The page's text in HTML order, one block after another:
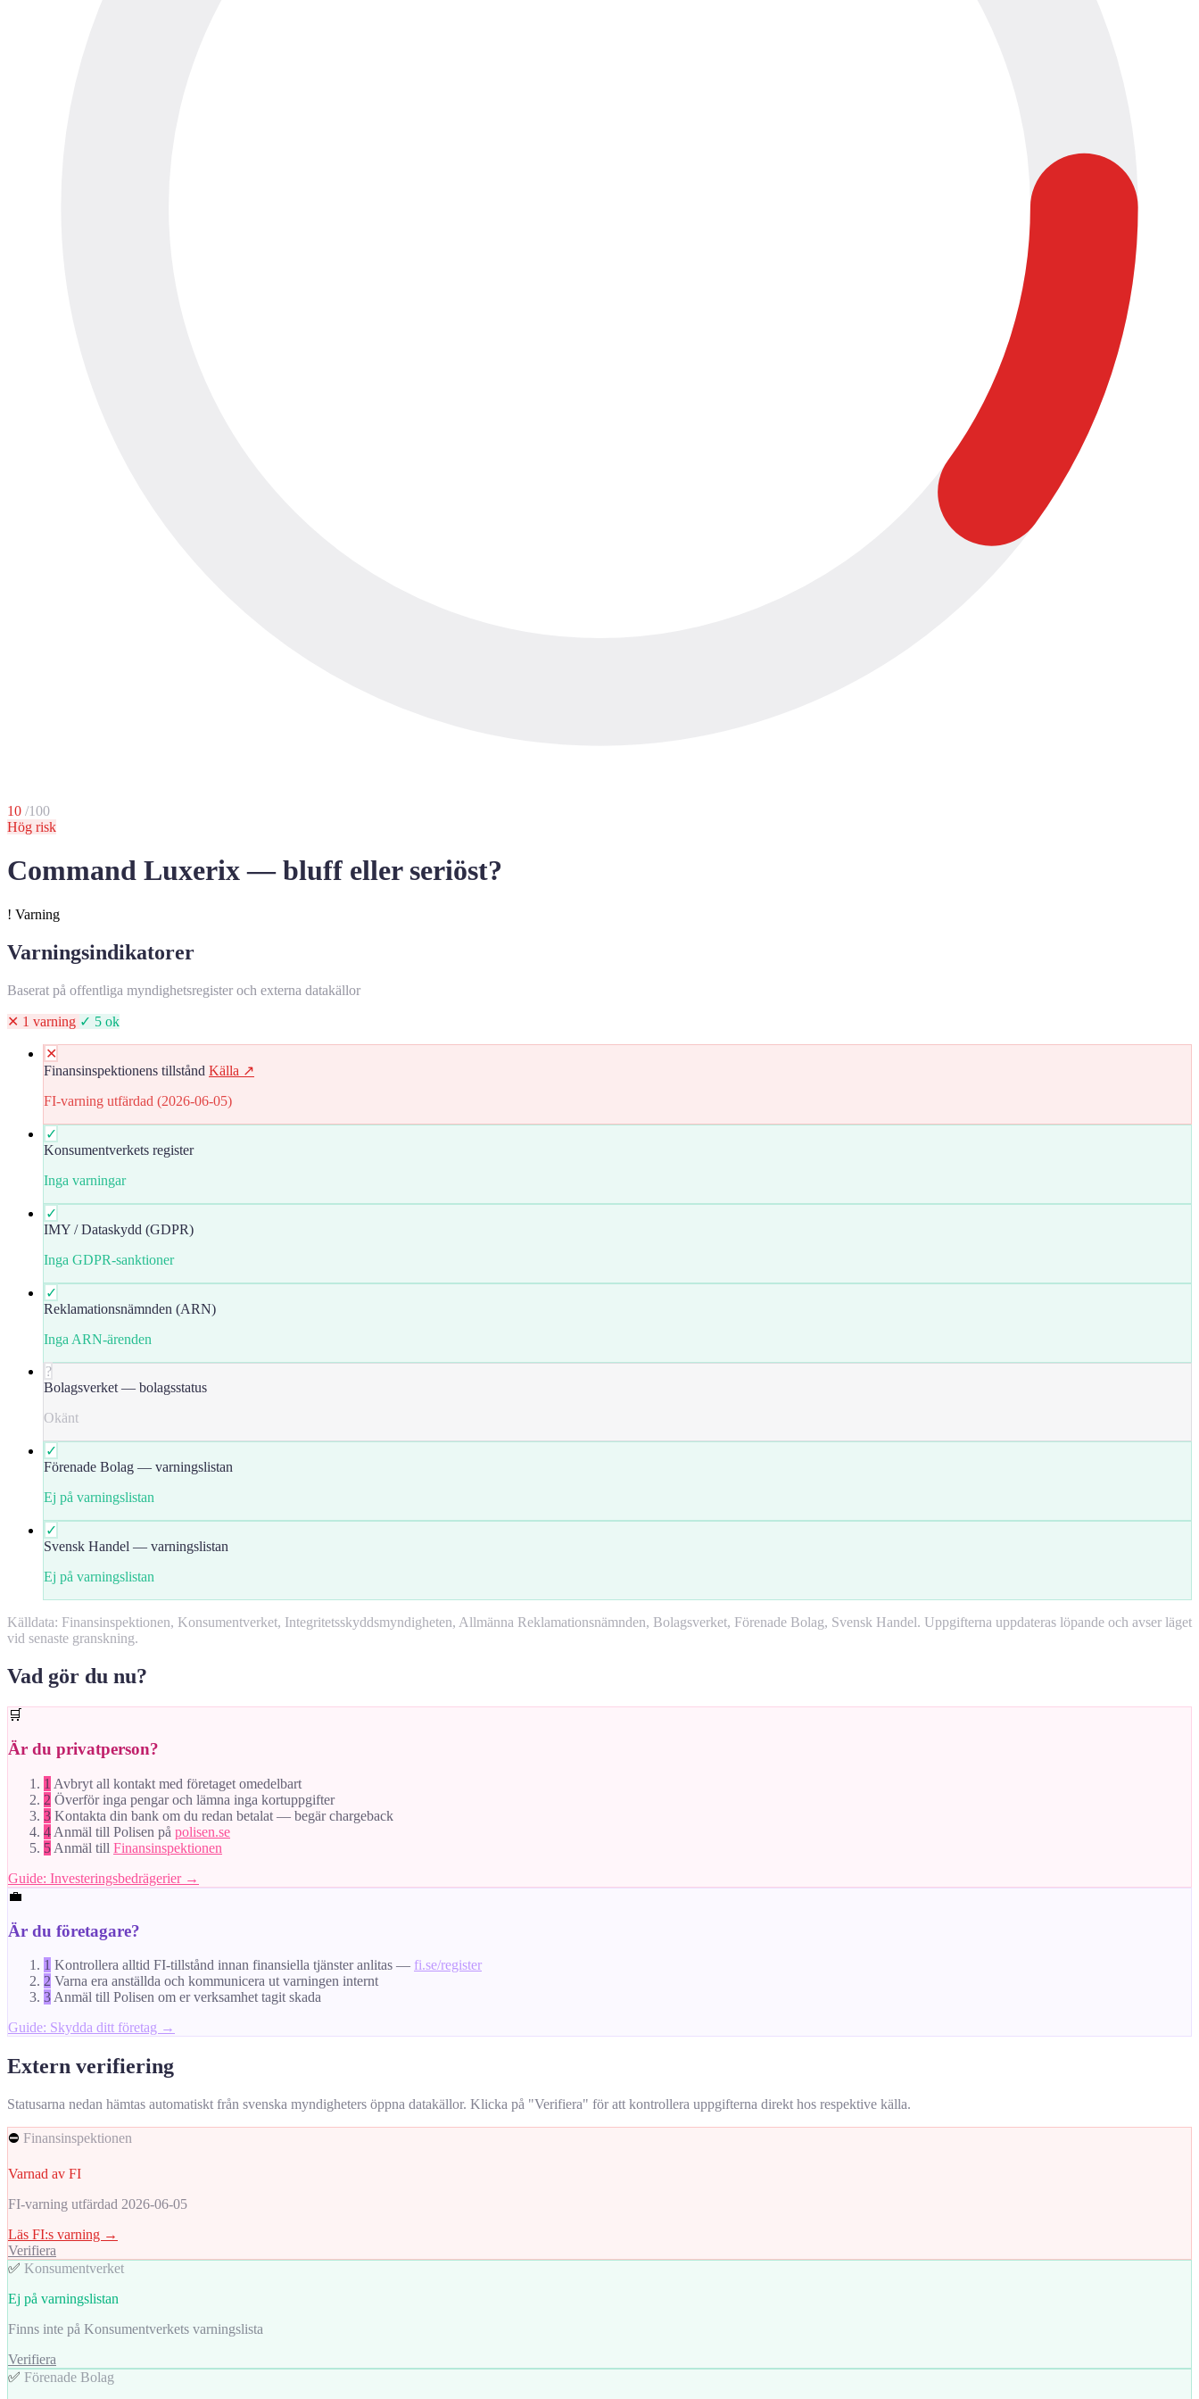
10 /100
Hög risk
Command Luxerix — bluff eller seriöst?
! Varning
Varningsindikatorer
Baserat på offentliga myndighetsregister och externa datakällor
✕ 1 varning ✓ 5 ok
✕
Finansinspektionens tillstånd Källa ↗
FI-varning utfärdad (2026-06-05)
✓
Konsumentverkets register
Inga varningar
✓
IMY / Dataskydd (GDPR)
Inga GDPR-sanktioner
✓
Reklamationsnämnden (ARN)
Inga ARN-ärenden
?
Bolagsverket — bolagsstatus
Okänt
✓
Förenade Bolag — varningslistan
Ej på varningslistan
✓
Svensk Handel — varningslistan
Ej på varningslistan
Källdata: Finansinspektionen, Konsumentverket, Integritetsskyddsmyndigheten, Allmänna Reklamationsnämnden, Bolagsverket, Förenade Bolag, Svensk Handel. Uppgifterna uppdateras löpande och avser läget
vid senaste granskning.
Vad gör du nu?
🛒
Är du privatperson?
1 Avbryt all kontakt med företaget omedelbart
2 Överför inga pengar och lämna inga kortuppgifter
3 Kontakta din bank om du redan betalat — begär chargeback
4 Anmäl till Polisen på polisen.se
5 Anmäl till Finansinspektionen
Guide: Investeringsbedrägerier →
💼
Är du företagare?
1 Kontrollera alltid FI-tillstånd innan finansiella tjänster anlitas — fi.se/register
2 Varna era anställda och kommunicera ut varningen internt
3 Anmäl till Polisen om er verksamhet tagit skada
Guide: Skydda ditt företag →
Extern verifiering
Statusarna nedan hämtas automatiskt från svenska myndigheters öppna datakällor. Klicka på "Verifiera" för att kontrollera uppgifterna direkt hos respektive källa.
⛔ Finansinspektionen
Varnad av FI
FI-varning utfärdad 2026-06-05
Läs FI:s varning →
Verifiera
✅ Konsumentverket
Ej på varningslistan
Finns inte på Konsumentverkets varningslista
Verifiera
✅ Förenade Bolag